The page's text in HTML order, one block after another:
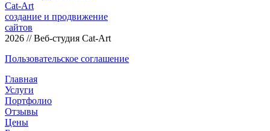
Cat-Art
создание и продвижение
сайтов
2026 // Веб-студия Cat-Art
Пользовательское соглашение
Главная
Услуги
Портфолио
Отзывы
Цены